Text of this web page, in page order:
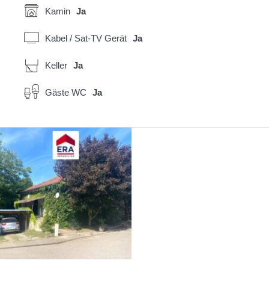
Kamin Ja
Kabel / Sat-TV Gerät Ja
Keller Ja
Gäste WC Ja